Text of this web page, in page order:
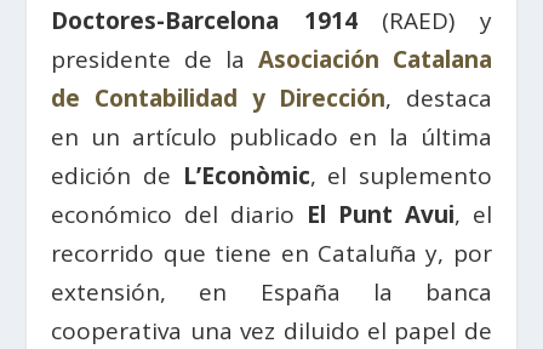
Doctores-Barcelona 1914(RAED) y
presidente de la Asociación Catalana
de Contabilidad y Dirección, destaca
en un artículo publicado en la última
edición de L’Econòmic, el suplemento
económico del diario El Punt Avui, el
recorrido que tiene en Cataluña y, por
extensión, en España la banca
cooperativa una vez diluido el papel de